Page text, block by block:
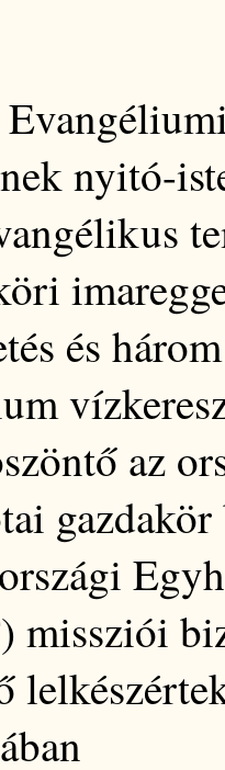
nyitó-
és
az
gazdakör
missziói